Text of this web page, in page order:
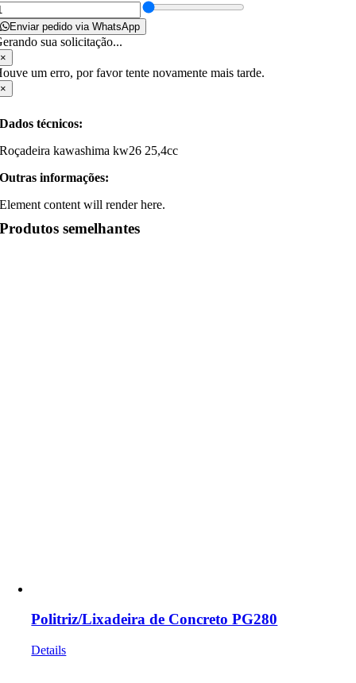
Enviar pedido via WhatsApp
sua solicitação...
×
um erro, por favor tente novamente mais tarde.
×
Dados técnicos:
Roçadeira kawashima kw26 25,4cc
Outras informações:
Element content will render here.
Produtos semelhantes
Politriz/Lixadeira de Concreto PG280
Details